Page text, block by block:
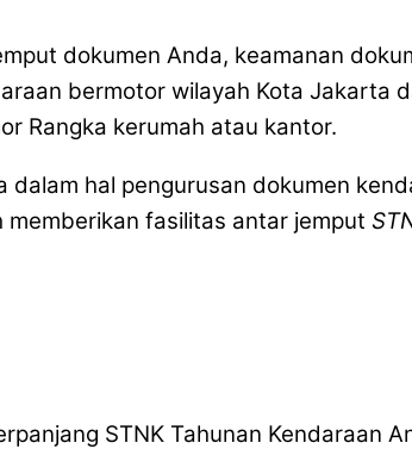
dokumen Anda, keamanan
bermotor wilayah Kota Jakarta
Rangka kerumah atau kantor.
hal pengurusan dokumen
fasilitas antar jemput
STNK Tahunan Kendaraan